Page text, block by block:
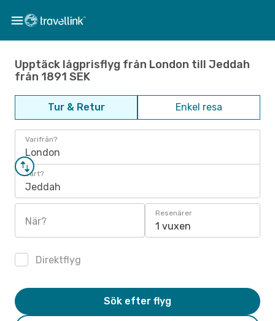
Upptäck lågprisflyg från London till Jeddah
från 1891 SEK
Tur & Retur Enkel resa
Varifrån?
London
Vart?
Jeddah
När?
Resenärer
1 vuxen
Direktflyg
Sök efter flyg